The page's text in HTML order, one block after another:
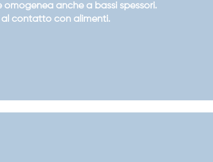
anche a bassi spessori.
contatto con alimenti.